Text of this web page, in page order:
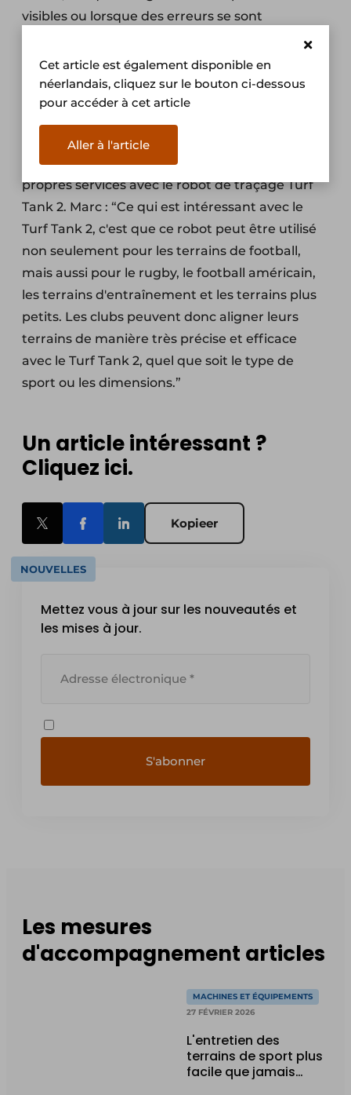
Cet article est également disponible en
néerlandais, cliquez sur le bouton ci-dessous
pour accéder à cet article
Aller à l'article
visibles ou lorsque des erreurs se sont
résultat correct”.”
Lignes de robots
À partir de 2025, Footline élargira encore ses
propres services avec le robot de traçage Turf
Tank 2. Marc : “Ce qui est intéressant avec le
Turf Tank 2, c'est que ce robot peut être utilisé
non seulement pour les terrains de football,
mais aussi pour le rugby, le football américain,
les terrains d'entraînement et les terrains plus
petits. Les clubs peuvent donc aligner leurs
terrains de manière très précise et efficace
avec le Turf Tank 2, quel que soit le type de
sport ou les dimensions.”
Un article intéressant ?
Cliquez ici.
Kopieer
NOUVELLES
Mettez vous à jour sur les nouveautés et
les mises à jour.
Les mesures
d'accompagnement articles
MACHINES ET ÉQUIPEMENTS
27 FÉVRIER 2026
L'entretien des
terrains de sport plus
facile que jamais